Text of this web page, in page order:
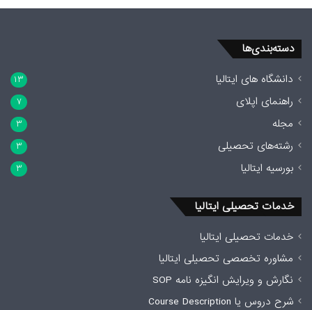
دسته‌بندی‌ها
دانشگاه های ایتالیا ۱۳
راهنمای اپلای ۷
مجله ۳
رشته‌های تحصیلی ۳
بورسیه ایتالیا ۳
خدمات تحصیلی ایتالیا
خدمات تحصیلی ایتالیا
مشاوره تخصصی تحصیلی ایتالیا
نگارش و ویرایش انگیزه نامه SOP
شرح دروس یا Course Description